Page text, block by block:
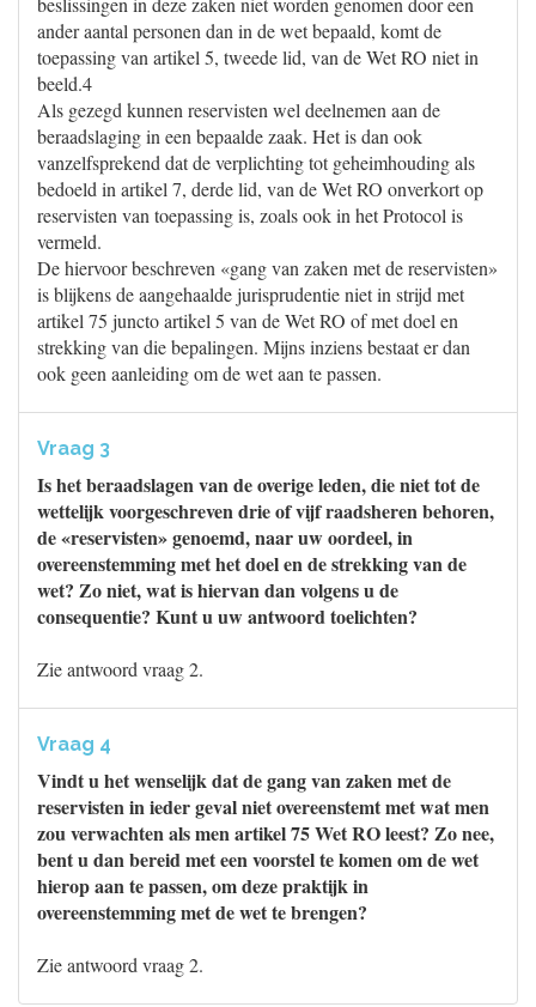
ander aantal personen dan in de wet bepaald, komt de
toepassing van artikel 5, tweede lid, van de Wet RO niet in
beeld.4
Als gezegd kunnen reservisten wel deelnemen aan de
beraadslaging in een bepaalde zaak. Het is dan ook
vanzelfsprekend dat de verplichting tot geheimhouding als
bedoeld in artikel 7, derde lid, van de Wet RO onverkort op
reservisten van toepassing is, zoals ook in het Protocol is
vermeld.
De hiervoor beschreven «gang van zaken met de reservisten»
is blijkens de aangehaalde jurisprudentie niet in strijd met
artikel 75 juncto artikel 5 van de Wet RO of met doel en
strekking van die bepalingen. Mijns inziens bestaat er dan
ook geen aanleiding om de wet aan te passen.
Vraag 3
Is het beraadslagen van de overige leden, die niet tot de
wettelijk voorgeschreven drie of vijf raadsheren behoren,
de «reservisten» genoemd, naar uw oordeel, in
overeenstemming met het doel en de strekking van de
wet? Zo niet, wat is hiervan dan volgens u de
consequentie? Kunt u uw antwoord toelichten?
Zie antwoord vraag 2.
Vraag 4
Vindt u het wenselijk dat de gang van zaken met de
reservisten in ieder geval niet overeenstemt met wat men
zou verwachten als men artikel 75 Wet RO leest? Zo nee,
bent u dan bereid met een voorstel te komen om de wet
hierop aan te passen, om deze praktijk in
overeenstemming met de wet te brengen?
Zie antwoord vraag 2.